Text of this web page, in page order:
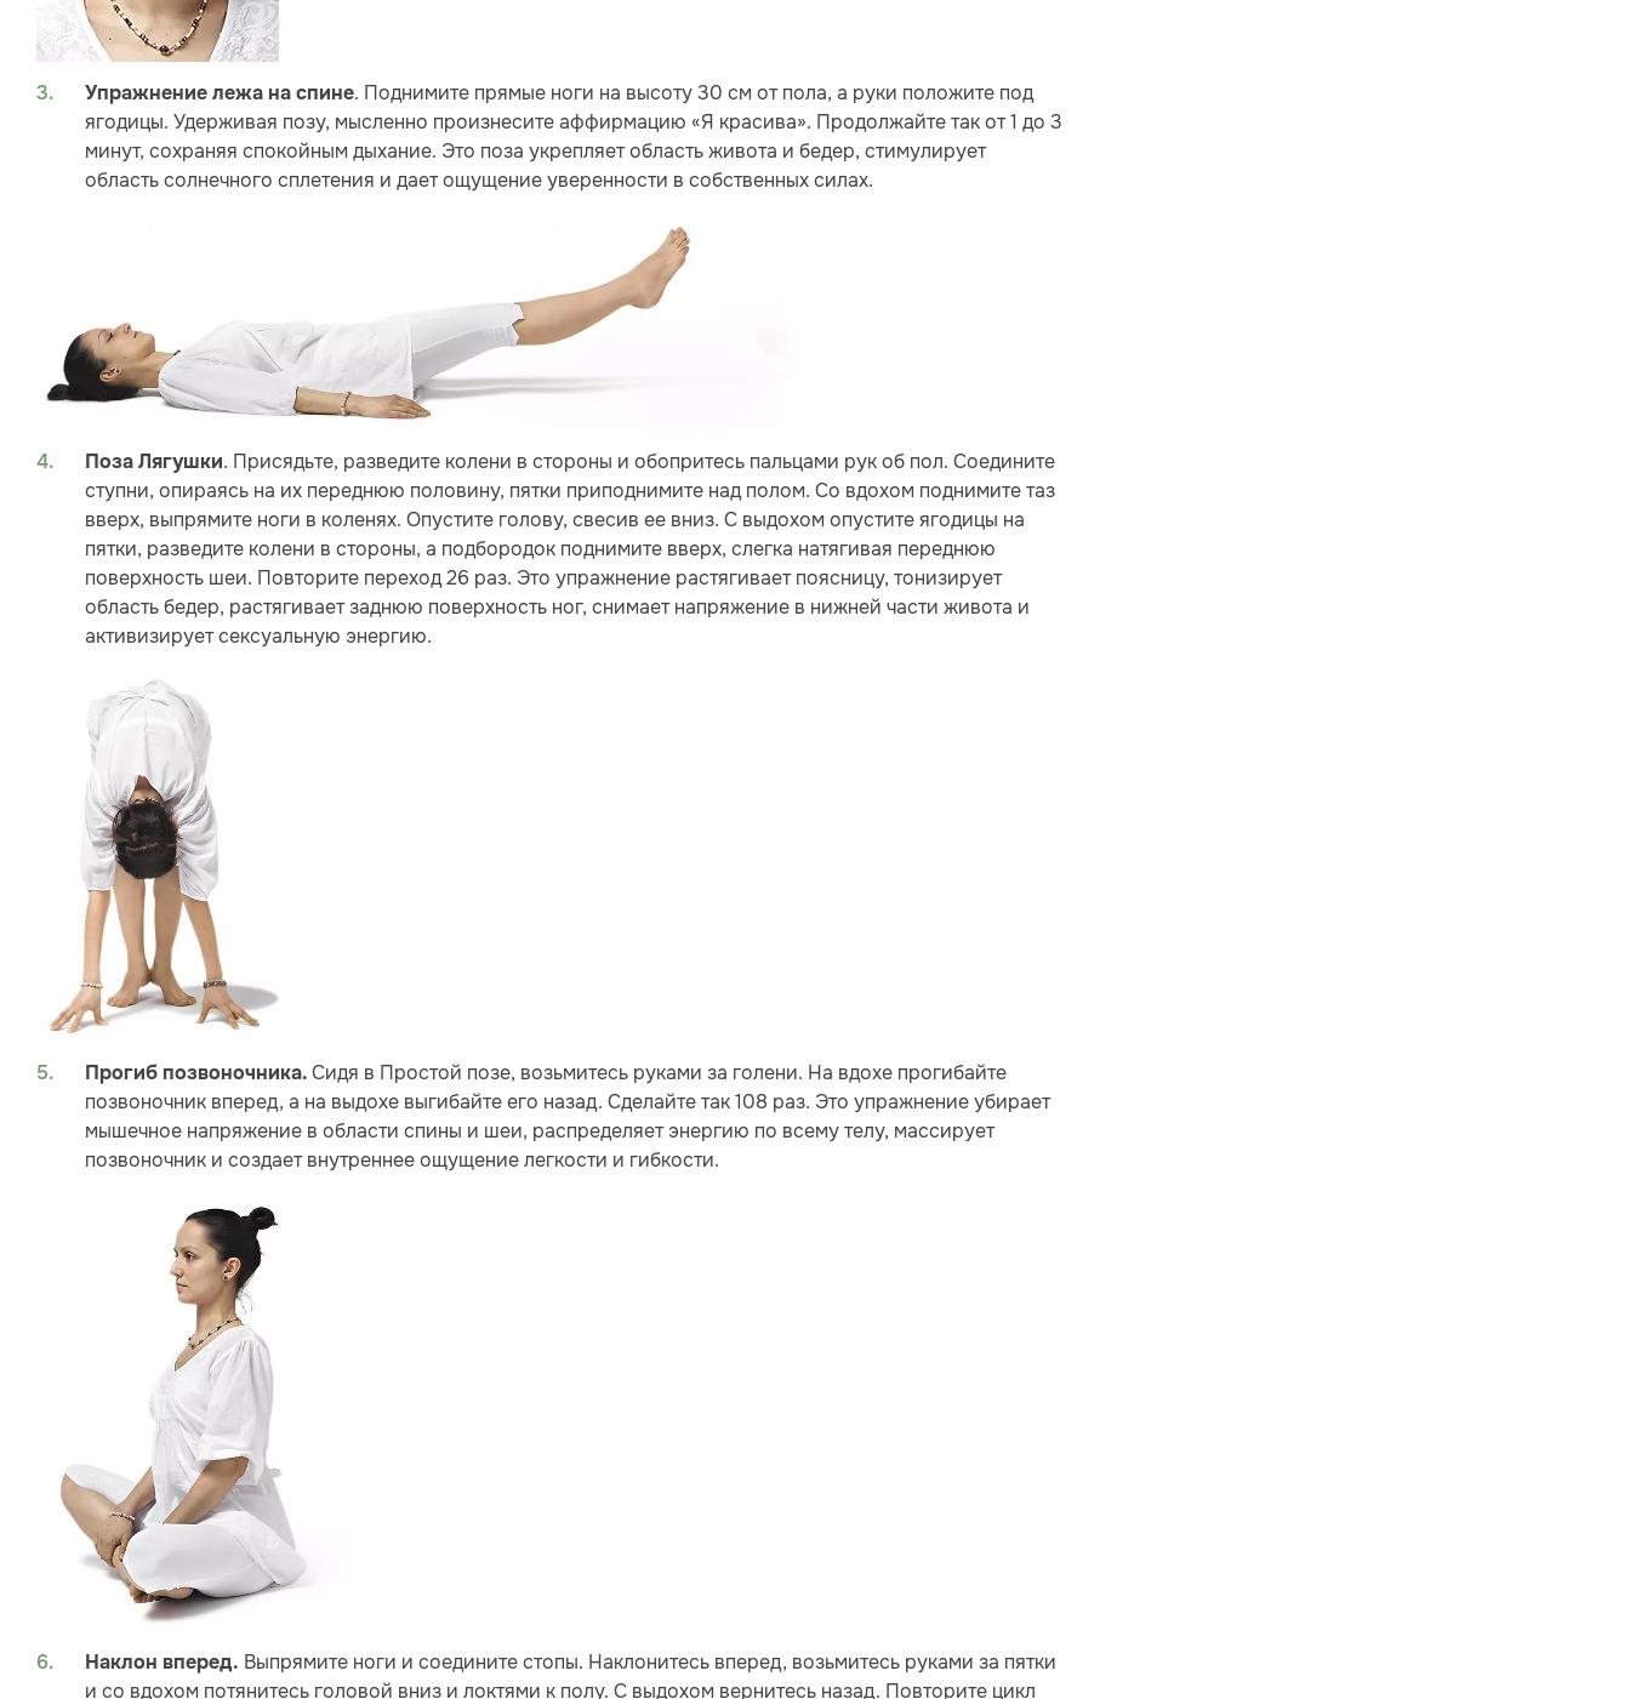
Упражнение лежа на спине. Поднимите прямые ноги на высоту 30 см от пола, а руки положите под
ягодицы. Удерживая позу, мысленно произнесите аффирмацию «Я красива». Продолжайте так от 1 до 3
минут, сохраняя спокойным дыхание. Это поза укрепляет область живота и бедер, стимулирует
область солнечного сплетения и дает ощущение уверенности в собственных силах.
Поза Лягушки. Присядьте, разведите колени в стороны и обопритесь пальцами рук об пол. Соедините
ступни, опираясь на их переднюю половину, пятки приподнимите над полом. Со вдохом поднимите таз
вверх, выпрямите ноги в коленях. Опустите голову, свесив ее вниз. С выдохом опустите ягодицы на
пятки, разведите колени в стороны, а подбородок поднимите вверх, слегка натягивая переднюю
поверхность шеи. Повторите переход 26 раз. Это упражнение растягивает поясницу, тонизирует
область бедер, растягивает заднюю поверхность ног, снимает напряжение в нижней части живота и
активизирует сексуальную энергию.
Прогиб позвоночника. Сидя в Простой позе, возьмитесь руками за голени. На вдохе прогибайте
позвоночник вперед, а на выдохе выгибайте его назад. Сделайте так 108 раз. Это упражнение убирает
мышечное напряжение в области спины и шеи, распределяет энергию по всему телу, массирует
позвоночник и создает внутреннее ощущение легкости и гибкости.
Наклон вперед. Выпрямите ноги и соедините стопы. Наклонитесь вперед, возьмитесь руками за пятки
и со вдохом потянитесь головой вниз и локтями к полу. С выдохом вернитесь назад. Повторите цикл